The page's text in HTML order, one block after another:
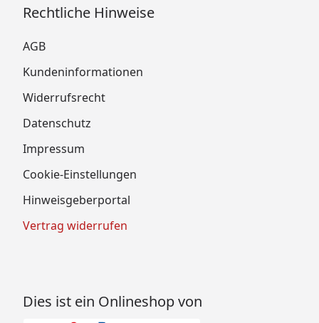
Rechtliche Hinweise
AGB
Kundeninformationen
Widerrufsrecht
Datenschutz
Impressum
Cookie-Einstellungen
Hinweisgeberportal
Vertrag widerrufen
Dies ist ein Onlineshop von